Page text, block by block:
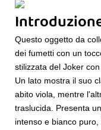
Questo oggetto da
dei fumetti con un
stilizzata del Joker
Un lato mostra il suo
abito viola, mentre
traslucida. Presenta
intenso e bianco